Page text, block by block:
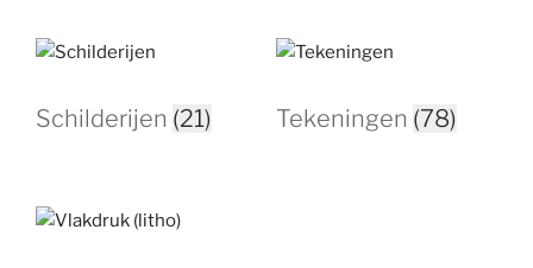
Schilderijen (21) Tekeningen (78)